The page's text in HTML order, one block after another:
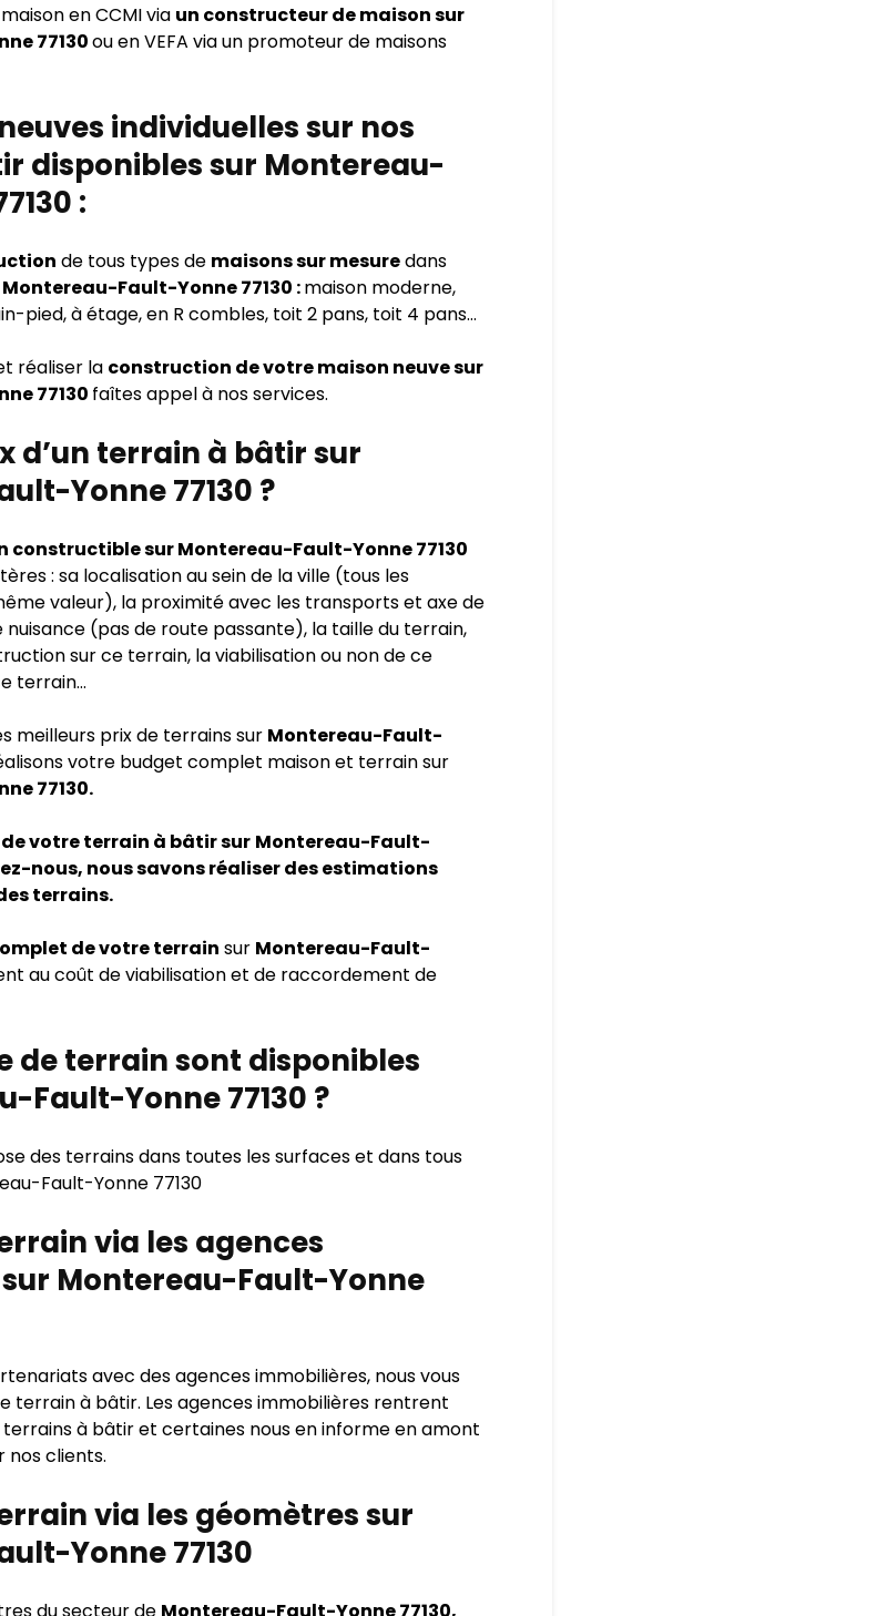
en CCMI via un constructeur de maison sur
77130ou en VEFA via un promoteur de maisons
individuelles sur nos
disponibles sur Montereau-
:
de tous types de maisons sur mesuredans
Montereau-Fault-Yonne 77130 :maison moderne,
pied, à étage, en R combles, toit 2 pans, toit 4 pans…
réaliser la construction de votre maison neuve sur
77130 faîtes appel à nos services.
d’un terrain à bâtir sur
Yonne 77130 ?
constructible sur Montereau-Fault-Yonne 77130
: sa localisation au sein de la ville (tous les
valeur), la proximité avec les transports et axe de
nuisance (pas de route passante), la taille du terrain,
sur ce terrain, la viabilisation ou non de ce
terrain…
meilleurs prix de terrains sur Montereau-Fault-
votre budget complet maison et terrain sur
77130.
votre terrain à bâtir sur Montereau-Fault-
nous, nous savons réaliser des estimations
terrains.
de votre terrain sur Montereau-Fault-
au coût de viabilisation et de raccordement de
de terrain sont disponibles
Fault-Yonne 77130 ?
des terrains dans toutes les surfaces et dans tous
Fault-Yonne 77130
via les agences
Montereau-Fault-Yonne
avec des agences immobilières, nous vous
terrain à bâtir. Les agences immobilières rentrent
à bâtir et certaines nous en informe en amont
nos clients.
via les géomètres sur
Yonne 77130
du secteur de Montereau-Fault-Yonne 77130,